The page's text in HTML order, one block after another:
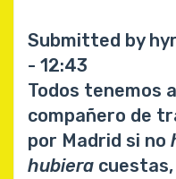
Submitted by
- 12:43
Todos tenemos
compañero de
por Madrid si no
hubiera cuestas,